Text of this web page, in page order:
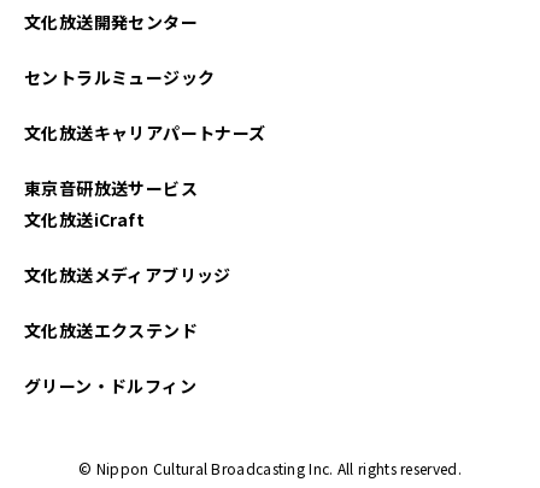
文化放送開発センター
セントラルミュージック
文化放送キャリアパートナーズ
東京音研放送サービス
文化放送iCraft
文化放送メディアブリッジ
文化放送エクステンド
グリーン・ドルフィン
© Nippon Cultural Broadcasting Inc. All rights reserved.